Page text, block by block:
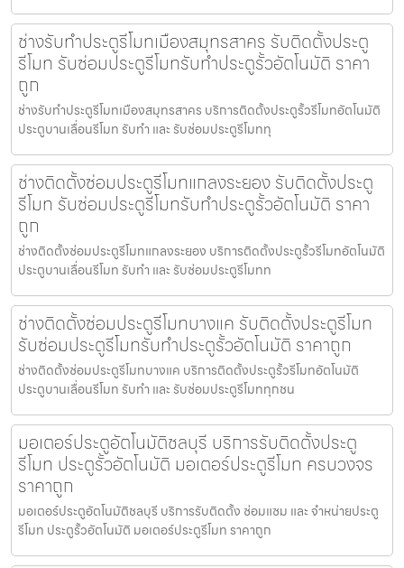
ช่างรับทำประตูรีโมทเมืองสมุทรสาคร รับติดตั้งประตู
รีโมท รับซ่อมประตูรีโมทรับทำประตูรั้วอัตโนมัติ ราคา
ถูก
ช่างรับทำประตูรีโมทเมืองสมุทรสาคร บริการติดตั้งประตูรั้วรีโมทอัตโนมัติ
ประตูบานเลื่อนรีโมท รับทำ และ รับซ่อมประตูรีโมททุ
ช่างติดตั้งซ่อมประตูรีโมทแกลงระยอง รับติดตั้งประตู
รีโมท รับซ่อมประตูรีโมทรับทำประตูรั้วอัตโนมัติ ราคา
ถูก
ช่างติดตั้งซ่อมประตูรีโมทแกลงระยอง บริการติดตั้งประตูรั้วรีโมทอัตโนมัติ
ประตูบานเลื่อนรีโมท รับทำ และ รับซ่อมประตูรีโมทท
ช่างติดตั้งซ่อมประตูรีโมทบางแค รับติดตั้งประตูรีโมท
รับซ่อมประตูรีโมทรับทำประตูรั้วอัตโนมัติ ราคาถูก
ช่างติดตั้งซ่อมประตูรีโมทบางแค บริการติดตั้งประตูรั้วรีโมทอัตโนมัติ
ประตูบานเลื่อนรีโมท รับทำ และ รับซ่อมประตูรีโมททุกชน
มอเตอร์ประตูอัตโนมัติชลบุรี บริการรับติดตั้งประตู
รีโมท ประตูรั้วอัตโนมัติ มอเตอร์ประตูรีโมท ครบวงจร
ราคาถูก
มอเตอร์ประตูอัตโนมัติชลบุรี บริการรับติดตั้ง ซ่อมแซม และ จำหน่ายประตู
รีโมท ประตูรั้วอัตโนมัติ มอเตอร์ประตูรีโมท ราคาถูก